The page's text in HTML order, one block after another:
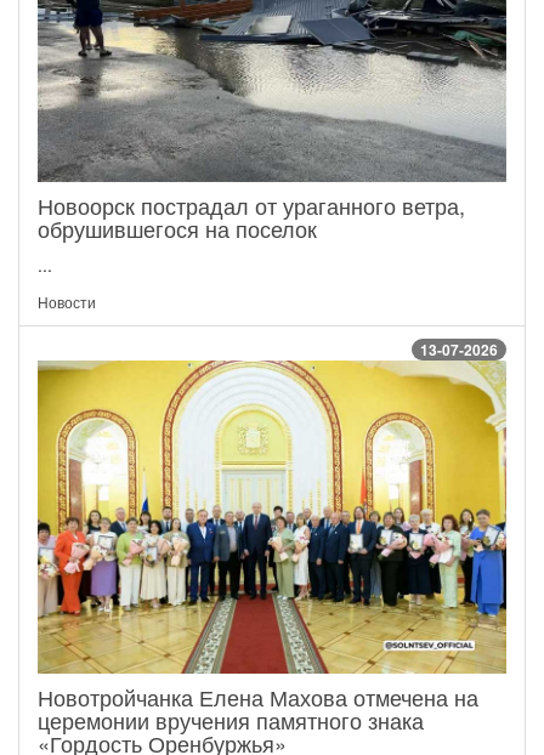
Новоорск пострадал от ураганного ветра,
обрушившегося на поселок
...
Новости
13-07-2026
Новотройчанка Елена Махова отмечена на
церемонии вручения памятного знака
«Гордость Оренбуржья»